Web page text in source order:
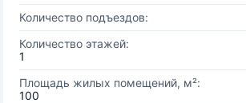
Количество подъездов:
Количество этажей:
1
Площадь жилых помещений, м²:
100